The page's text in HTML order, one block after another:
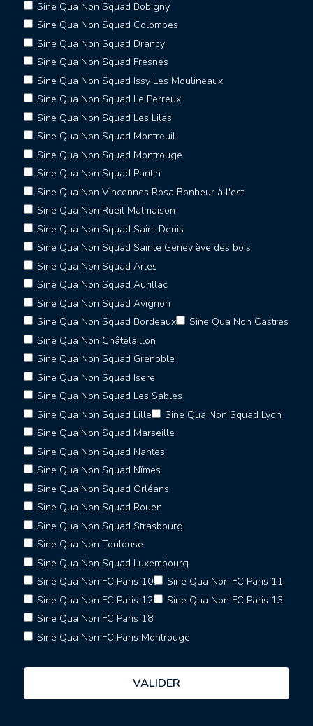
Sine Qua Non Squad Bobigny
Sine Qua Non Squad Colombes
Sine Qua Non Squad Drancy
Sine Qua Non Squad Fresnes
Sine Qua Non Squad Issy Les Moulineaux
Sine Qua Non Squad Le Perreux
Sine Qua Non Squad Les Lilas
Sine Qua Non Squad Montreuil
Sine Qua Non Squad Montrouge
Sine Qua Non Squad Pantin
Sine Qua Non Vincennes Rosa Bonheur à l'est
Sine Qua Non Rueil Malmaison
Sine Qua Non Squad Saint Denis
Sine Qua Non Squad Sainte Geneviève des bois
Sine Qua Non Squad Arles
Sine Qua Non Squad Aurillac
Sine Qua Non Squad Avignon
Sine Qua Non Squad Bordeaux
Sine Qua Non Castres
Sine Qua Non Châtelaillon
Sine Qua Non Squad Grenoble
Sine Qua Non Squad Isere
Sine Qua Non Squad Les Sables
Sine Qua Non Squad Lille
Sine Qua Non Squad Lyon
Sine Qua Non Squad Marseille
Sine Qua Non Squad Nantes
Sine Qua Non Squad Nîmes
Sine Qua Non Squad Orléans
Sine Qua Non Squad Rouen
Sine Qua Non Squad Strasbourg
Sine Qua Non Toulouse
Sine Qua Non Squad Luxembourg
Sine Qua Non FC Paris 10
Sine Qua Non FC Paris 11
Sine Qua Non FC Paris 12
Sine Qua Non FC Paris 13
Sine Qua Non FC Paris 18
Sine Qua Non FC Paris Montrouge